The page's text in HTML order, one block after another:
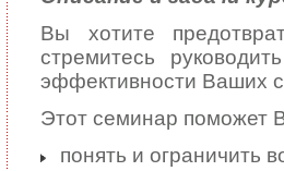
Вы хотите
стремитесь
эффективности Ваших
Этот семинар поможет
понять и ограничить